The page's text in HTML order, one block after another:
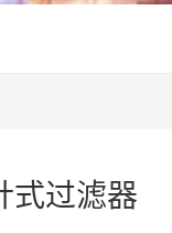
式过滤器